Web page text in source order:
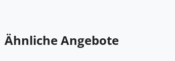
Ähnliche Angebote